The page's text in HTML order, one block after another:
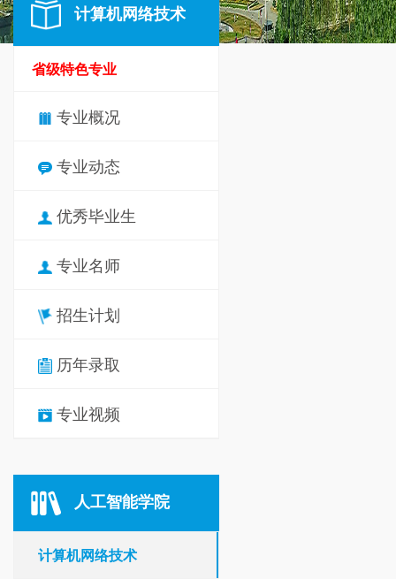
计算机网络技术
省级特色专业
专业概况
专业动态
优秀毕业生
专业名师
招生计划
历年录取
专业视频
人工智能学院
计算机网络技术